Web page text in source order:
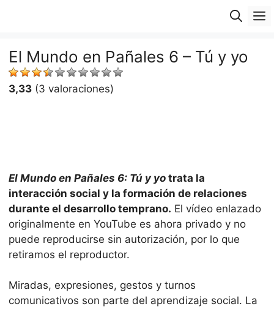
El Mundo en Pañales 6 – Tú y yo
3,33 (3 valoraciones)
El Mundo en Pañales 6: Tú y yo trata la
interacción social y la formación de relaciones
durante el desarrollo temprano. El vídeo enlazado
originalmente en YouTube es ahora privado y no
puede reproducirse sin autorización, por lo que
retiramos el reproductor.
Miradas, expresiones, gestos y turnos
comunicativos son parte del aprendizaje social. La